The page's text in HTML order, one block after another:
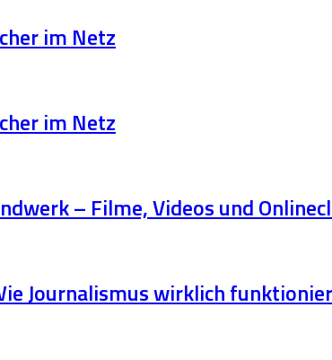
im Netz
im Netz
– Filme, Videos und
Journalismus wirklich